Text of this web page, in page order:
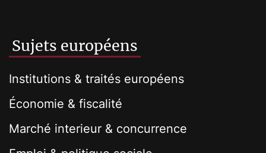
Sujets européens
Institutions & traités européens
Économie & fiscalité
Marché interieur & concurrence